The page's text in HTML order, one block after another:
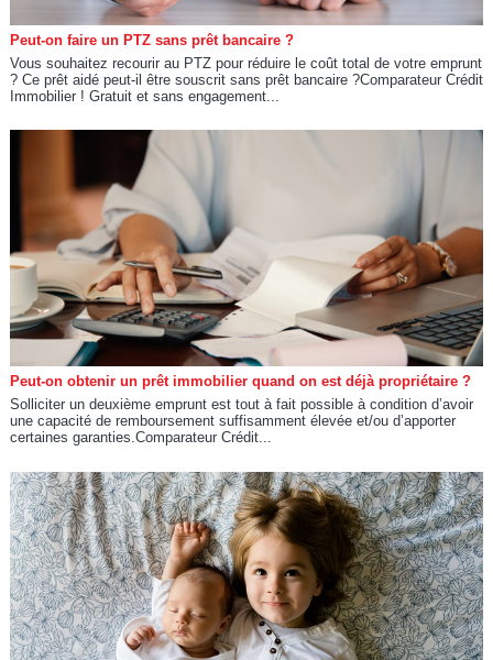
Peut-on faire un PTZ sans prêt bancaire ?
Vous souhaitez recourir au PTZ pour réduire le coût total de votre emprunt
? Ce prêt aidé peut-il être souscrit sans prêt bancaire ?Comparateur Crédit
Immobilier ! Gratuit et sans engagement...
Peut-on obtenir un prêt immobilier quand on est déjà propriétaire ?
Solliciter un deuxième emprunt est tout à fait possible à condition d’avoir
une capacité de remboursement suffisamment élevée et/ou d’apporter
certaines garanties.Comparateur Crédit...